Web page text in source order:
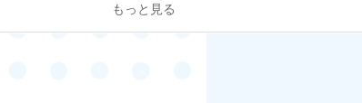
もっと見る